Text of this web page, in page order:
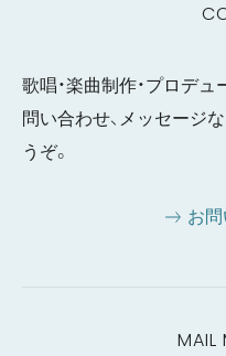
歌唱・楽曲制作・プロデ
問い合わせ、メッセージ
うぞ。
お
MAIL